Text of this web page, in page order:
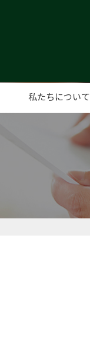
私たちについて
代表あいさつ